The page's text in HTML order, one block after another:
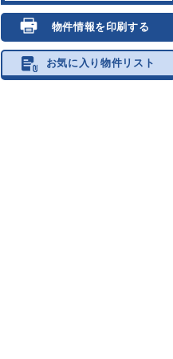
物件情報を印刷する
お気に入り物件リスト